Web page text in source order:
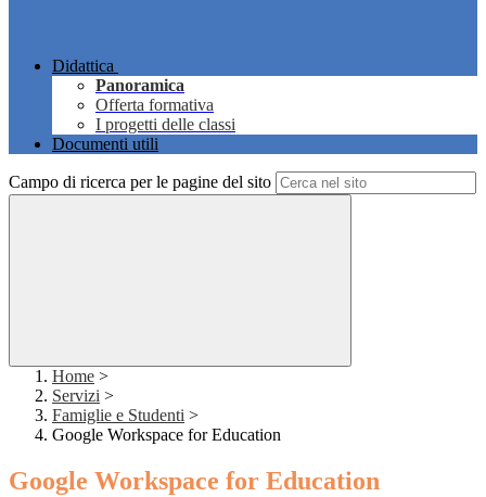
Didattica
Panoramica
Offerta formativa
I progetti delle classi
Documenti utili
Campo di ricerca per le pagine del sito
Home >
Servizi >
Famiglie e Studenti >
Google Workspace for Education
Google Workspace for Education